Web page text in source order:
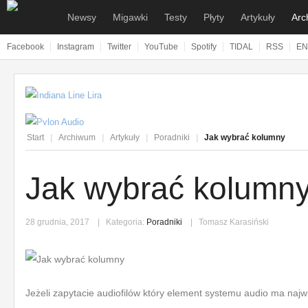
Newsy
Sprzętowe
Muzyczne
Migawki
Sprzętowe
Muzyczne
Testy
Kolumny i głośniki
Wzmacniacze i
Gramofony i sprzęt
Słuchawki i wzmacniacze
słuchawkowe
Odtwarzacze i
Systemy stereo
Płyty
Pop
Rock
Elektronika
Klasyka
Artykuły
Felietony
Poradniki
Fotorelacje
Facebook Instagram Twitter YouTube Spotify TIDAL RSS EN
Start Archiwum Artykuły Poradniki Jak wybrać kolumny
Jak wybrać
28 grudnia, 2017 Kategoria: Poradniki Tomasz Karasiński
Jeżeli zapytacie audiofilów który element systemu audio ma